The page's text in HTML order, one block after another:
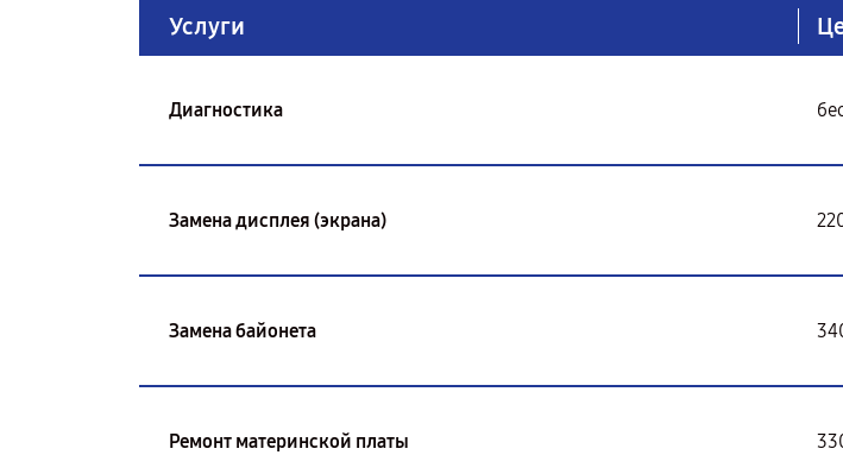
Услуги
Диагностика
Замена дисплея (экрана)
Замена байонета
Ремонт материнской платы